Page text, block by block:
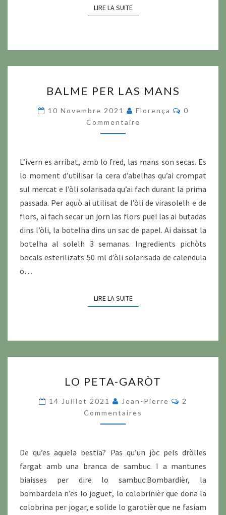
LIRE LA SUITELIRE LA SUITE
PER
LAS
MANS
BALME PER LAS MANS
10 Novembre 2021 Florença
0
Commentaire
L’ivern es arribat, amb lo fred, las mans son secas. Es
lo moment d’utilisar la cera d’abelhas qu’ai crompat
sul mercat e l’òli solarisada qu’ai fach durant la prima
passada. Per aquò ai utilisat de l’òli de virasolelh e de
flors, ai fach secar un jorn las flors puei las ai butadas
dins l’òli, la botelha dins un sac de papel. Ai daissat la
botelha al solelh 3 semanas. Ingredients pichòts
bocals esterilizats 50 ml d’òli solarisada de calendula
o…
LIRE LA SUITELIRE LA SUITE
PETA-
GARÒT
LO PETA-GARÒT
14 Juillet 2021 Jean-Pierre
2
Commentaires
De qu’es aquela bestia? Pas qu’un jòc pels dròlles
fargat amb una branca de sambuc. I a mantunes
biaisses per dire lo sambuc:Bombardièr, la
bombardela n’es lo joguet, lo colobrinièr que dona la
colobrina per jogar, e solide lo garotièr que ne fasiam